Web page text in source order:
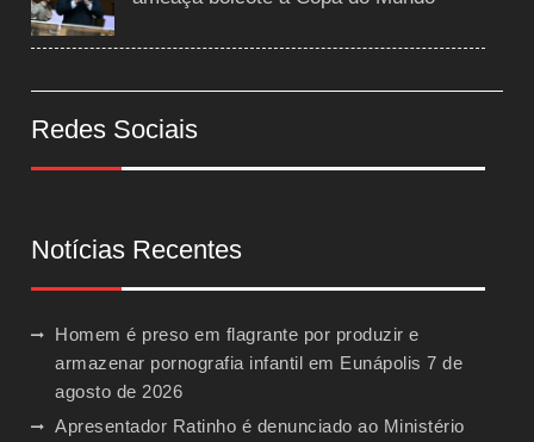
Redes Sociais
Notícias Recentes
Homem é preso em flagrante por produzir e
armazenar pornografia infantil em Eunápolis 7 de
agosto de 2026
Apresentador Ratinho é denunciado ao Ministério